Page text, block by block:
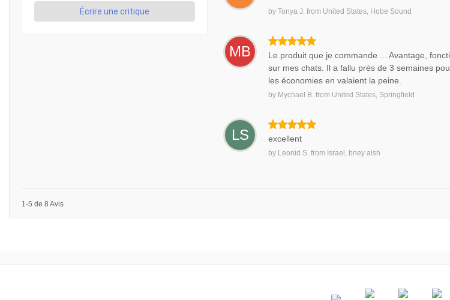
Écrire une critique byTonya J. from United States, Hobe Sound
MB
Le produit que je commande ... Avantage,
sur mes chats. Il a fallu près de 3 semaines
les économies en valaient la peine.
by Mychael B. from United States, Springfield
LS excellent
by Leonid S. from Israel, bney aish
1-5 de 8 Avis